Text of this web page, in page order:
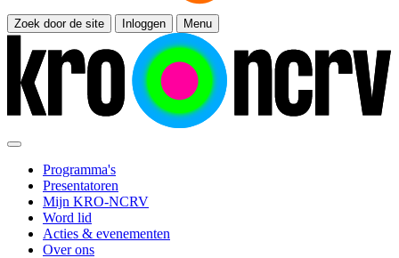
Zoek door de site Inloggen Menu
Programma's
Presentatoren
Mijn KRO-NCRV
Word lid
Acties & evenementen
Over ons